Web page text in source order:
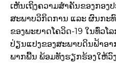
ເຫັນເຖິງຄວາມສໍາຄັນຂອງກອງ
ສະພາບວິກິດການ ແລະ ຜົນກະ
ຂອງພະຍາດໂຄວິດ-19 ໃນທົ່ວໂ
ປ່ຽນແປງຂອງສະພາບດິນຟ້າອ
ພາກພື້ນ ພ້ອມທັງຮຽກຮ້ອງໃຫ້ວົ